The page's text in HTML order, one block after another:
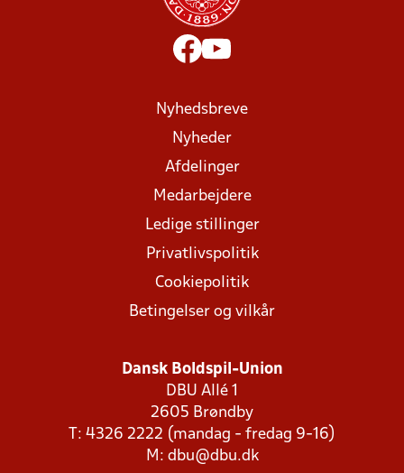
Nyhedsbreve
Nyheder
Afdelinger
Medarbejdere
Ledige stillinger
Privatlivspolitik
Cookiepolitik
Betingelser og vilkår
Dansk Boldspil-Union
DBU Allé 1
2605 Brøndby
T: 4326 2222 (mandag - fredag 9-16)
M: dbu@dbu.dk